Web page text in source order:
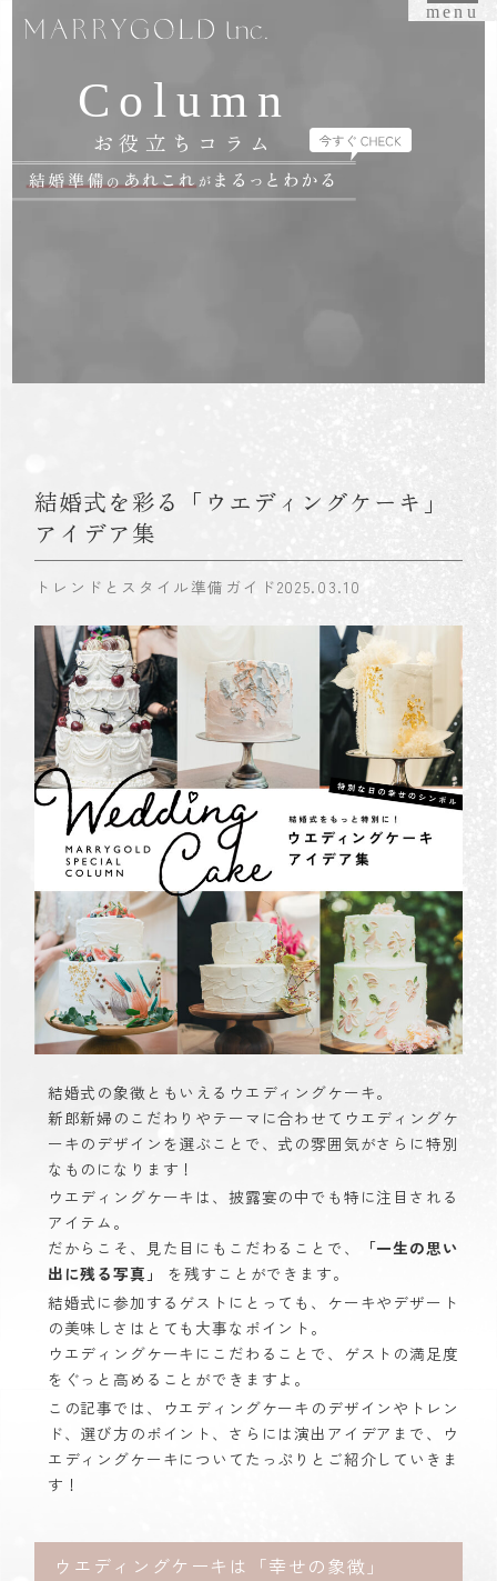
menu
Column
お役立ちコラム
結婚式を彩る「ウエディングケーキ」
アイデア集
トレンドとスタイル準備ガイド2025.03.10
結婚式の象徴ともいえるウエディングケーキ。
新郎新婦のこだわりやテーマに合わせてウエディングケ
ーキのデザインを選ぶことで、式の雰囲気がさらに特別
なものになります！
ウエディングケーキは、披露宴の中でも特に注目される
アイテム。
だからこそ、見た目にもこだわることで、
「一生の思い
出に残る写真」
を残すことができます。
結婚式に参加するゲストにとっても、ケーキやデザート
の美味しさはとても大事なポイント。
ウエディングケーキにこだわることで、ゲストの満足度
をぐっと高めることができますよ。
この記事では、ウエディングケーキのデザインやトレン
ド、選び方のポイント、さらには演出アイデアまで、ウ
エディングケーキについてたっぷりとご紹介していきま
す！
ウエディングケーキは「幸せの象徴」